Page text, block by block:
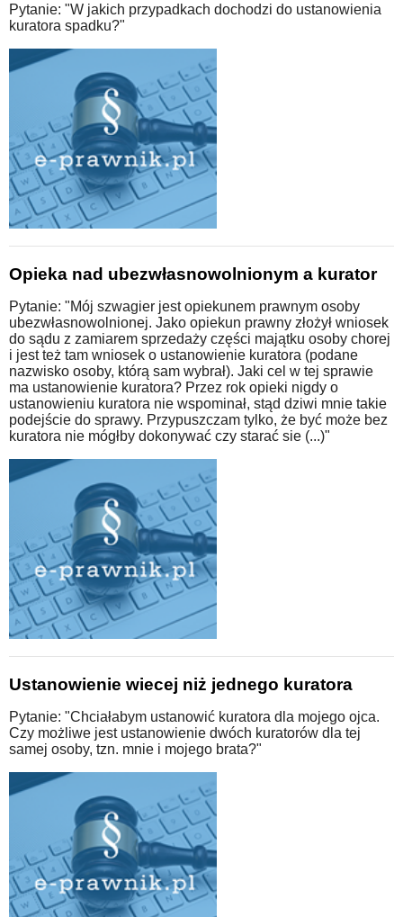
Pytanie: "W jakich przypadkach dochodzi do ustanowienia
kuratora spadku?"
Opieka nad ubezwłasnowolnionym a kurator
Pytanie: "Mój szwagier jest opiekunem prawnym osoby
ubezwłasnowolnionej. Jako opiekun prawny złożył wniosek
do sądu z zamiarem sprzedaży części majątku osoby chorej
i jest też tam wniosek o ustanowienie kuratora (podane
nazwisko osoby, którą sam wybrał). Jaki cel w tej sprawie
ma ustanowienie kuratora? Przez rok opieki nigdy o
ustanowieniu kuratora nie wspominał, stąd dziwi mnie takie
podejście do sprawy. Przypuszczam tylko, że być może bez
kuratora nie mógłby dokonywać czy starać sie (...)"
Ustanowienie wiecej niż jednego kuratora
Pytanie: "Chciałabym ustanowić kuratora dla mojego ojca.
Czy możliwe jest ustanowienie dwóch kuratorów dla tej
samej osoby, tzn. mnie i mojego brata?"